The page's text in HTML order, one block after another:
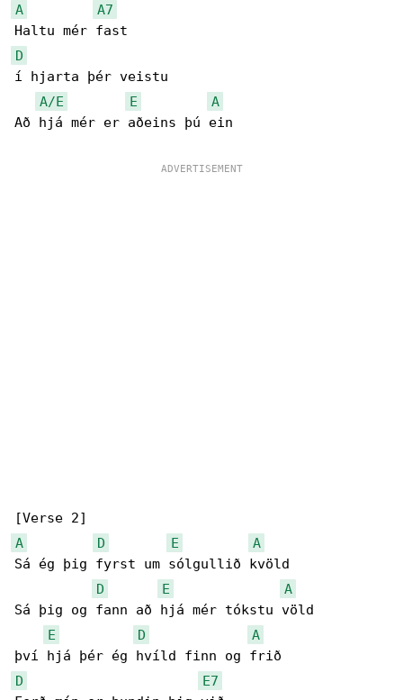
A
A7
D
í hjarta þér veistu
A/E
E
A
Að hjá mér er aðeins þú ein
A
D E
A
Sá ég þig fyrst um sólgullið kvöld
D
E
A
Sá þig og fann að hjá mér tókstu völd
E
D
A
D
E7